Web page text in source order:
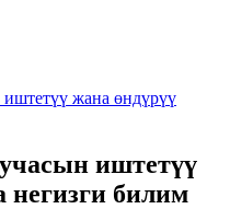
иштетүү жана өндүрүү
иштетүү
негизги билим